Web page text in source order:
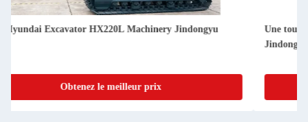
Une toute nouvelle corée Hyundai Excavator HX80 Machinery
Obtenez le meilleur prix